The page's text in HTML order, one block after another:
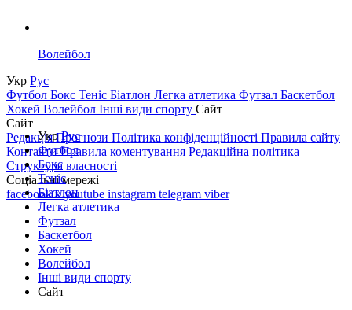
Волейбол
Укр Рус
Футбол Бокс Теніс Біатлон Легка атлетика Футзал Баскетбол
Хокей Волейбол Інші види спорту Сайт
Сайт
РедакціяПрогнози Політика конфіденційності Правила сайту
КонтактиПравила коментування Редакційна політика
Структура власності
Соціальні мережі
facebookxyoutube instagram telegram viber
УкрРус
Футбол
Бокс
Теніс
Біатлон
Легка атлетика
Футзал
Баскетбол
Хокей
Волейбол
Інші види спорту
Сайт